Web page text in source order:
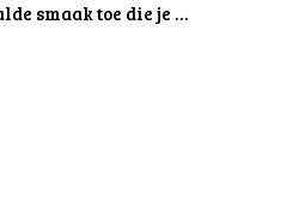
smaak toe die je …